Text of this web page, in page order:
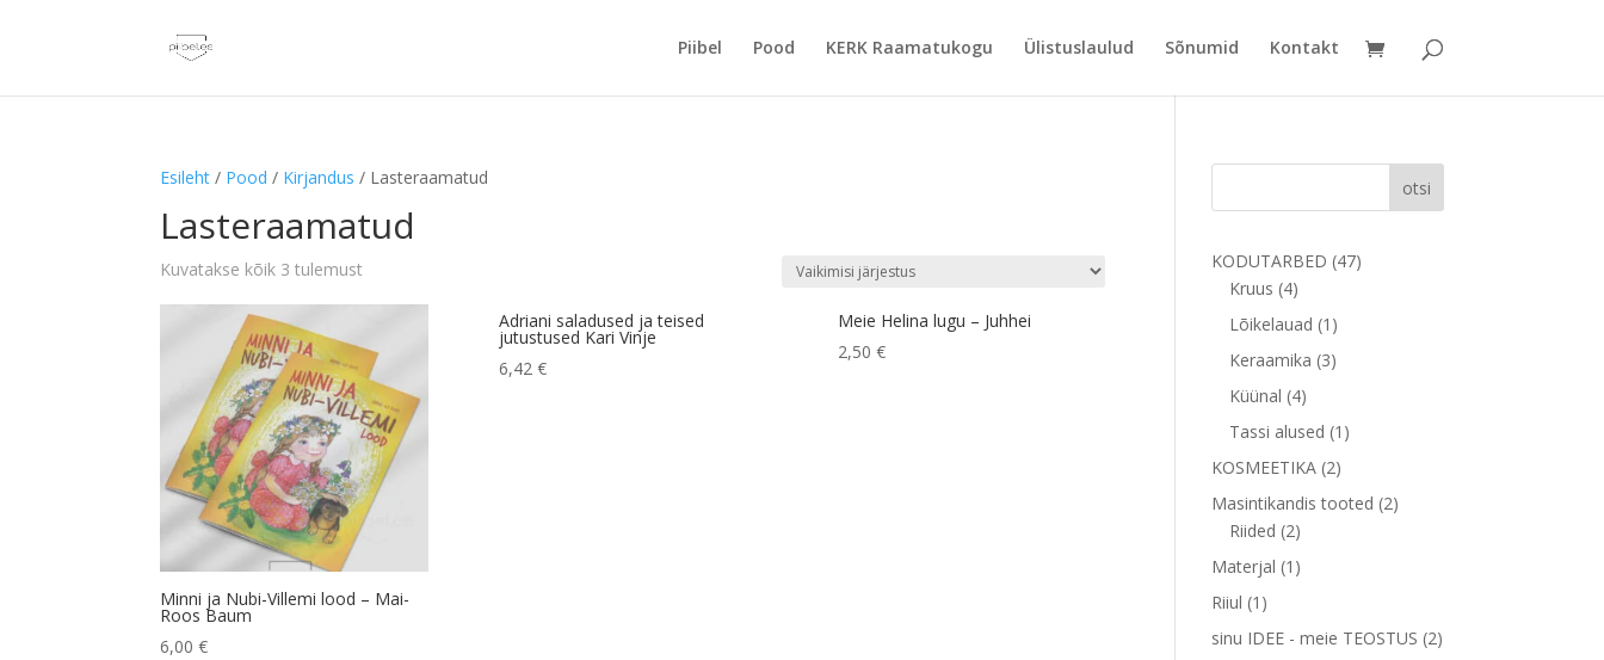
Piibel Pood KERK Raamatukogu Ülistuslaulud Sõnumid Kontakt
Esileht / Pood / Kirjandus / Lasteraamatud
Lasteraamatud
Kuvatakse kõik 3 tulemust
Minni ja Nubi-Villemi lood – Mai-
Roos Baum
6,00€
Adriani saladused ja teised
jutustused Kari Vinje
6,42 €
Meie Helina lugu – Juhhei
2,50 €
otsi
KODUTARBED 4747
Kruus 44
toodet
Lõikelauad 1 1
toode
Keraamika 33
Küünal 44
toodet
Tassi alused 1 1
KOSMEETIKA 22
toodet
Masintikandis tooted 22
Riided 22
toodet
Materjal 1 1
Riiul 1 1
toode
sinu IDEE - meie TEOSTUS 22